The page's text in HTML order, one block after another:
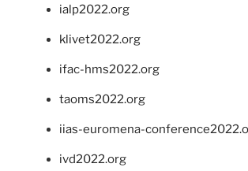
ialp2022.org
klivet2022.org
ifac-hms2022.org
taoms2022.org
iias-euromena-
ivd2022.org